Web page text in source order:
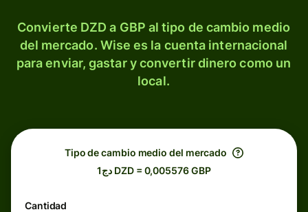
Convierte DZD a GBP al tipo de cambio medio
del mercado. Wise es la cuenta internacional
para enviar, gastar y convertir dinero como un
local.
Tipo de cambio medio del mercado
دج1 DZD = 0,005576 GBP
Cantidad